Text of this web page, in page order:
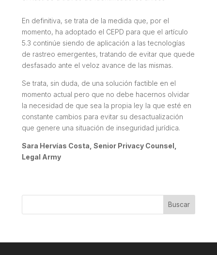
En definitiva, se trata de la medida que, por el
momento, ha adoptado el CEPD para que el artículo
5.3 continúe siendo de aplicación a las tecnologías
de rastreo emergentes, tratando de evitar que quede
desfasado ante el veloz avance de las mismas.
Se trata, sin duda, de una solución factible en el
momento actual pero que no debe hacernos olvidar
la necesidad de que sea la propia ley la que esté en
constante cambios para evitar su desactualización
que genere una situación de inseguridad jurídica.
Sara Hervías Costa, Senior Privacy Counsel,
Legal Army
Buscar